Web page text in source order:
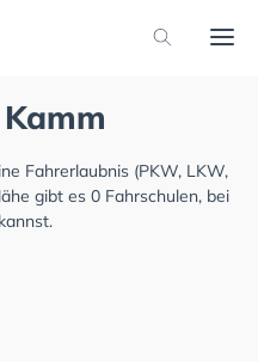
Fahrerlaubnis (PKW, LKW,
gibt es 0 Fahrschulen, bei